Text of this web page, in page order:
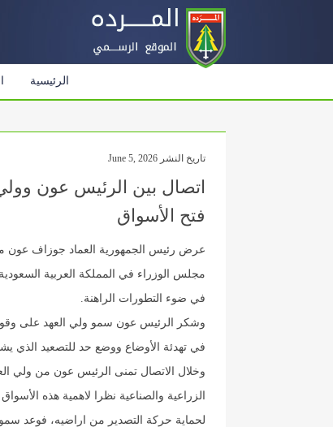
الرئيسية
تاريخ النشر June 5, 2026
اتصال بين الرئيس عون
فتح الأسواق
عرض رئيس الجمهورية العماد جوزاف عون
مجلس الوزراء في المملكة العربية
في ضوء التطورات الراهنة.
وشكر الرئيس عون سمو ولي العهد على وقوف
في تهدئة الأوضاع ووضع حد للتصعيد الذي
وخلال الاتصال تمنى الرئيس عون من ولي
الزراعية والصناعية نظرا لاهمية هذه
لحماية حركة التصدير من اراضيه، فوعد